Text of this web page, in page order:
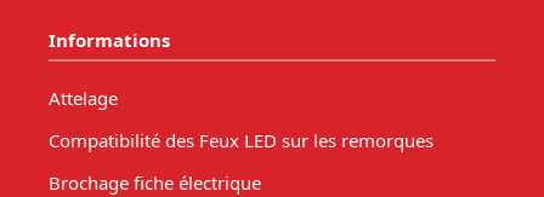
Informations
Attelage
Compatibilité des Feux LED sur les remorques
Brochage fiche électrique